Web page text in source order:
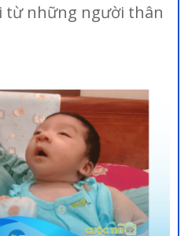
từ những người thân